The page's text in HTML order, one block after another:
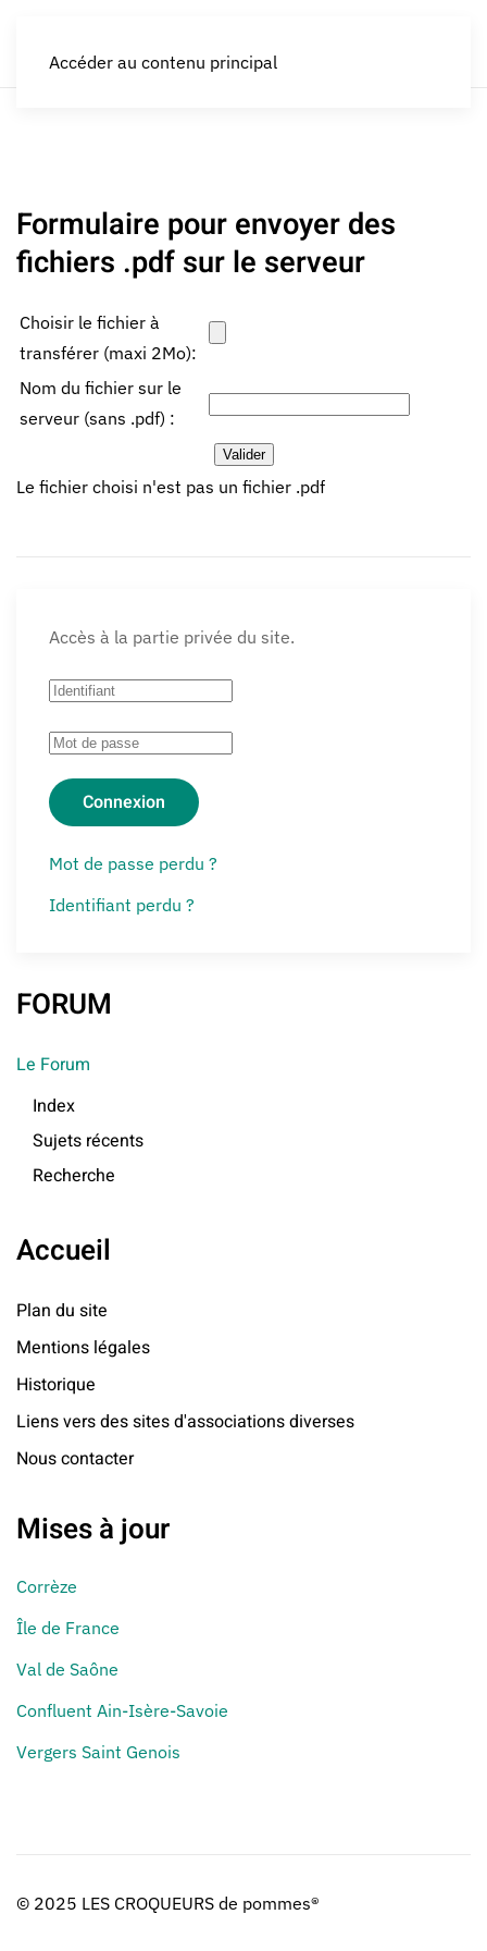
Accéder au contenu principal
Formulaire pour envoyer des
fichiers .pdf sur le serveur
Choisir le fichier à
transférer (maxi 2Mo):
Nom du fichier sur le
serveur (sans .pdf) :
Le fichier choisi n'est pas un fichier .pdf
Accès à la partie privée du site.
Connexion
Mot de passe perdu ?
Identifiant perdu ?
FORUM
Le Forum
Index
Sujets récents
Recherche
Accueil
Plan du site
Mentions légales
Historique
Liens vers des sites d'associations diverses
Nous contacter
Mises à jour
Corrèze
Île de France
Val de Saône
Confluent Ain-Isère-Savoie
Vergers Saint Genois
© 2025 LES CROQUEURS de pommes®